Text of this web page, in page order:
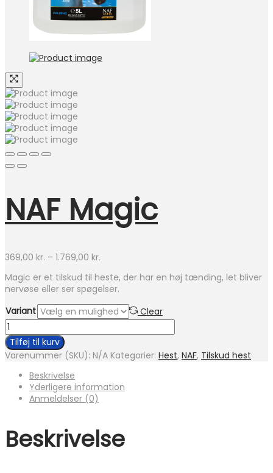
NAF Magic
369,00 kr. – 1.769,00 kr.
til
1.769,00 kr.
Magic er et tilskud til heste, der har en høj tænding, let bliver
nervøse eller ser spøgelser.
Variant
Clear
NAF
Magic
antal
Tilføj til kurv
Varenummer (SKU): N/A Kategorier: Hest, NAF, Tilskud hest
Beskrivelse
Yderligere information
Anmeldelser (0)
Beskrivelse